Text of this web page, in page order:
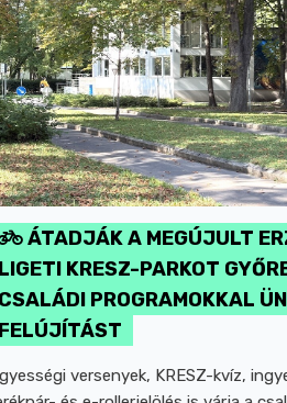
ÁTADJÁK A MEGÚJULT
KRESZ-PARKOT
PROGRAMOKKAL
versenyek, KRESZ-kvíz,